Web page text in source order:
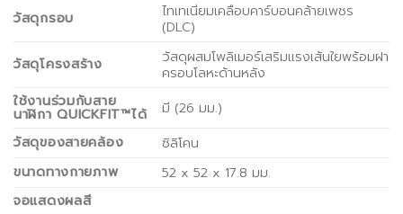
วัสดุกรอบ
ไทเทเนียมเคลือบคาร์บอนคล้ายเพชร
(DLC)
วัสดุโครงสร้าง
วัสดุผสมโพลิเมอร์เสริมแรงเส้นใยพร้อมฝา
ครอบโลหะด้านหลัง
ใช้งานร่วมกับสาย
นาฬิกา QUICKFIT™ได้
มี (26 มม.)
วัสดุของสายคล้อง
ซิลิโคน
ขนาดทางกายภาพ
52 x 52 x 17.8 มม.
จอแสดงผลสี